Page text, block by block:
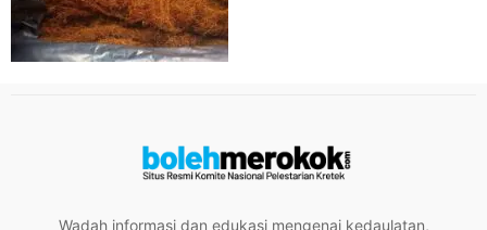
Wadah informasi dan edukasi mengenai kedaulatan,